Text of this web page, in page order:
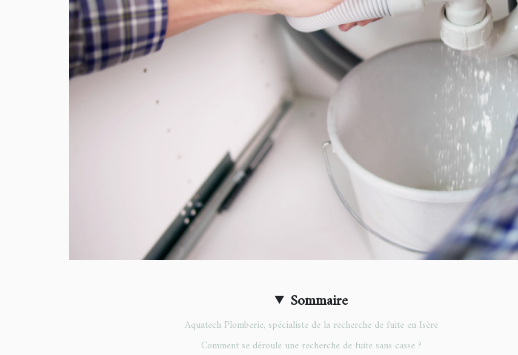
Sommaire
Aquatech Plomberie, spécialiste de la recherche de fuite en Isère
Comment se déroule une recherche de fuite sans casse ?